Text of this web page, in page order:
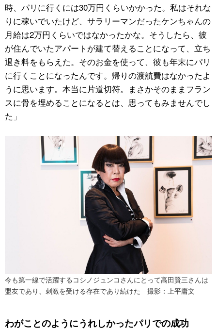
時、パリに行くには30万円くらいかかった。私はそれな
りに稼いでいたけど、サラリーマンだったケンちゃんの
月給は2万円くらいではなかったかな。そうしたら、彼
が住んでいたアパートが建て替えることになって、立ち
退き料をもらえた。そのお金を使って、彼も年末にパリ
に行くことになったんです。帰りの渡航費はなかったよ
うに思います。本当に片道切符。まさかそのままフラン
スに骨を埋めることになるとは、思ってもみませんでし
た」
今も第一線で活躍するコシノジュンコさんにとって高田賢三さんは
盟友であり、刺激を受ける存在であり続けた 撮影：上平庸文
わがことのようにうれしかったパリでの成功